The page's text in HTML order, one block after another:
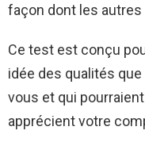
façon dont les
Ce test est conçu
idée des qualités
vous et qui
apprécient votre